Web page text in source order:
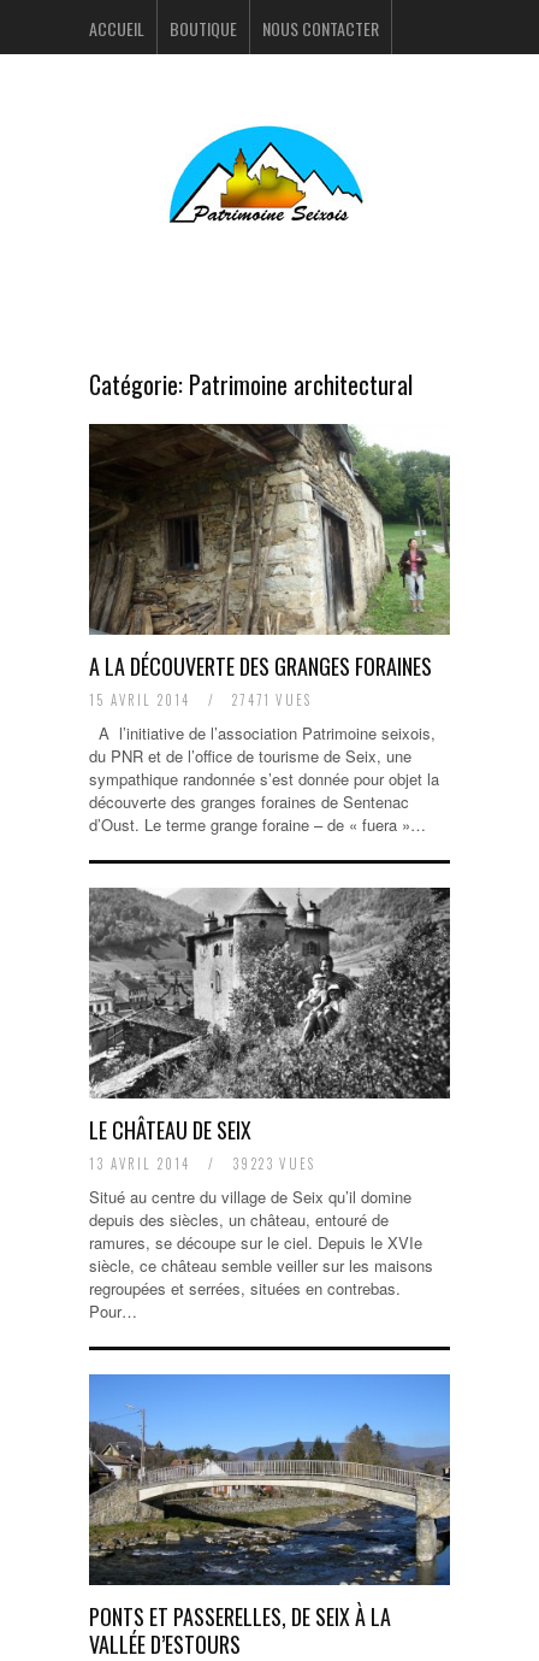
ACCUEIL BOUTIQUE NOUS CONTACTER
Catégorie: Patrimoine architectural
A LA DÉCOUVERTE DES GRANGES FORAINES
15 AVRIL 2014 / 27471 VUES
A l’initiative de l’association Patrimoine seixois,
du PNR et de l’office de tourisme de Seix, une
sympathique randonnée s’est donnée pour objet la
découverte des granges foraines de Sentenac
d’Oust. Le terme grange foraine – de « fuera »…
LE CHÂTEAU DE SEIX
13 AVRIL 2014 / 39223 VUES
Situé au centre du village de Seix qu’il domine
depuis des siècles, un château, entouré de
ramures, se découpe sur le ciel. Depuis le XVIe
siècle, ce château semble veiller sur les maisons
regroupées et serrées, situées en contrebas.
Pour…
PONTS ET PASSERELLES, DE SEIX À LA
VALLÉE D’ESTOURS